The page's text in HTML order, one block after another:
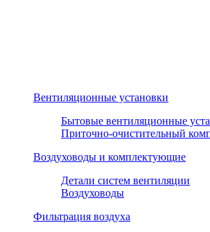
Вентиляционные установки
Бытовые вентиляционные
Приточно-очистительный
Воздуховоды и комплектующие
Детали систем вентиляции
Воздуховоды
Фильтрация воздуха